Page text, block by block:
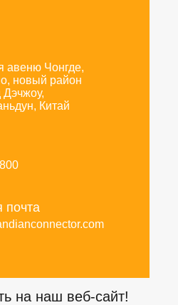
авеню Чонгде,
новый район
Дэчжоу,
Китай
почта
на наш веб-сайт!